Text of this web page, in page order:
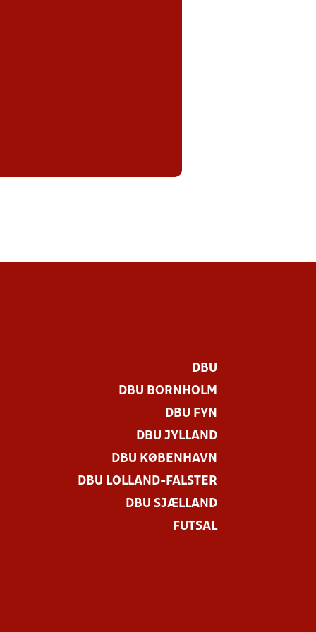
DBU
DBU BORNHOLM
DBU FYN
DBU JYLLAND
DBU KØBENHAVN
DBU LOLLAND-FALSTER
DBU SJÆLLAND
FUTSAL